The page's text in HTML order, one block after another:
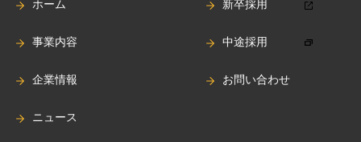
ホーム
事業内容
企業情報
ニュース
新卒採用
中途採用
お問い合わせ